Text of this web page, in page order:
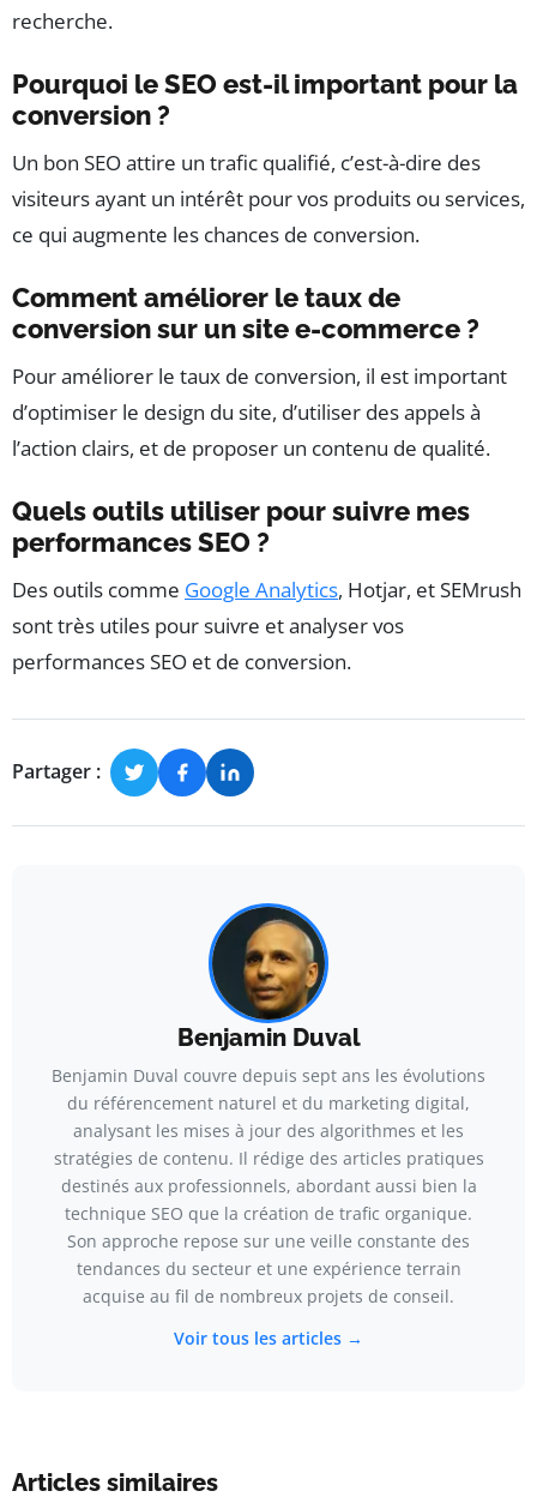
recherche.
Pourquoi le SEO est-il important pour la
conversion ?
Un bon SEO attire un trafic qualifié, c’est-à-dire des
visiteurs ayant un intérêt pour vos produits ou services,
ce qui augmente les chances de conversion.
Comment améliorer le taux de
conversion sur un site e-commerce ?
Pour améliorer le taux de conversion, il est important
d’optimiser le design du site, d’utiliser des appels à
l’action clairs, et de proposer un contenu de qualité.
Quels outils utiliser pour suivre mes
performances SEO ?
Des outils comme Google Analytics, Hotjar, et SEMrush
sont très utiles pour suivre et analyser vos
performances SEO et de conversion.
Partager :
Benjamin Duval
Benjamin Duval couvre depuis sept ans les évolutions
du référencement naturel et du marketing digital,
analysant les mises à jour des algorithmes et les
stratégies de contenu. Il rédige des articles pratiques
destinés aux professionnels, abordant aussi bien la
technique SEO que la création de trafic organique.
Son approche repose sur une veille constante des
tendances du secteur et une expérience terrain
acquise au fil de nombreux projets de conseil.
Voir tous les articles →
Articles similaires